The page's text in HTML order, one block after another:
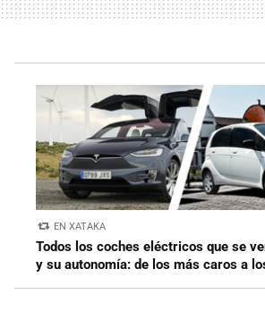
EN XATAKA
Todos los coches eléctricos que se
y su autonomía: de los más caros a